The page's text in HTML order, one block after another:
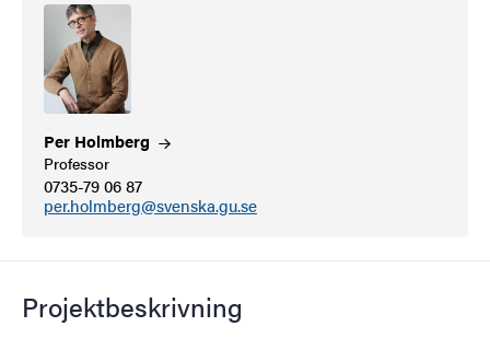
Per Holmberg
Professor
0735-79 06 87
per.holmberg@svenska.gu.se
Projektbeskrivning